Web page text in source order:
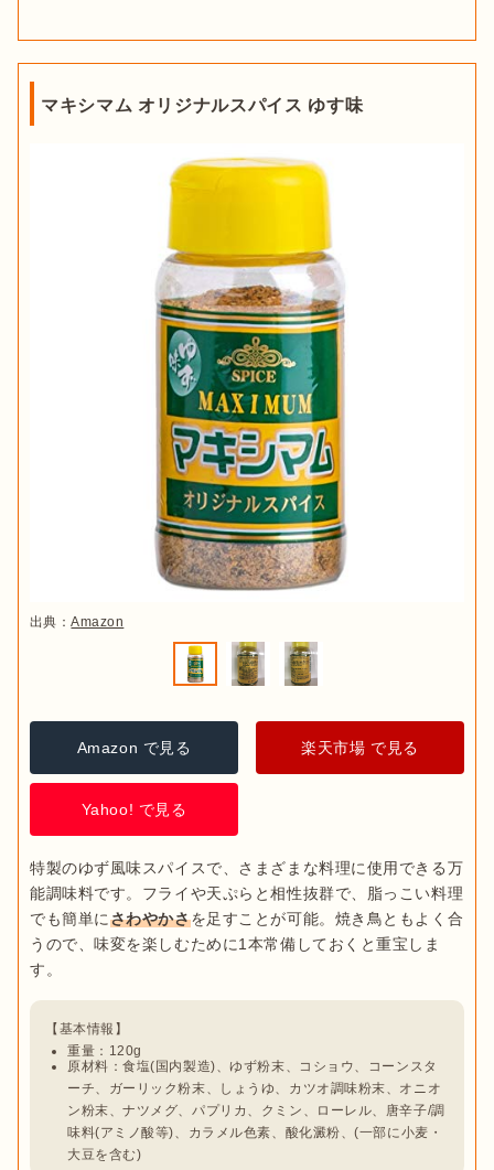
マキシマム オリジナルスパイス ゆす味
出典：Amazon
Amazon で見る 楽天市場 で見る
Yahoo! で見る
特製のゆず風味スパイスで、さまざまな料理に使用できる万
能調味料です。フライや天ぷらと相性抜群で、脂っこい料理
でも簡単にさわやかさを足すことが可能。焼き鳥ともよく合
うので、味変を楽しむために1本常備しておくと重宝しま
重量：120g
原材料：食塩(国内製造)、ゆず粉末、コショウ、コーンスタ
ーチ、ガーリック粉末、しょうゆ、カツオ調味粉末、オニオ
ン粉末、ナツメグ、パプリカ、クミン、ローレル、唐辛子/調
味料(アミノ酸等)、カラメル色素、酸化澱粉、(一部に小麦・
大豆を含む)